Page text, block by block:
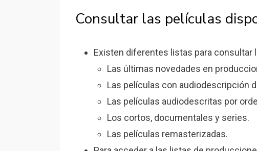
Consultar las películas
Existen diferentes listas para
Las últimas novedades en
Las películas con audiodescripción
Las películas audiodescritas por
Los cortos, documentales y series.
Las películas remasterizadas.